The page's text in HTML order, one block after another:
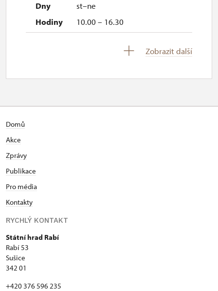
st–ne
10.00 – 16.30
Zobrazit další
Domů
Akce
Zprávy
Publikace
Pro média
Kontakty
RYCHLÝ KONTAKT
Státní hrad Rabí
Rabí 53
Sušice
342 01
+420 376 596 235